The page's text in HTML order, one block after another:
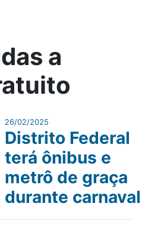
a
26/02/2025
Distrito Federal
terá ônibus e
metrô de graça
durante carnaval